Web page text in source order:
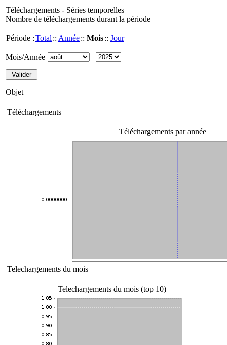
Téléchargements - Séries temporelles
Nombre de téléchargements durant la période
Période :Total :: Année:: Mois:: Jour
Mois/Année
Objet
Téléchargements
Téléchargements par année
Telechargements du mois
Telechargements du mois (top 10)